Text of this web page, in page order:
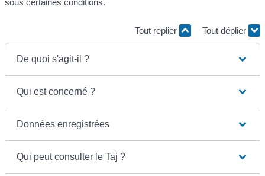
sous certaines conditions.
Tout replier Tout déplier
De quoi s'agit-il ?
Qui est concerné ?
Données enregistrées
Qui peut consulter le Taj ?